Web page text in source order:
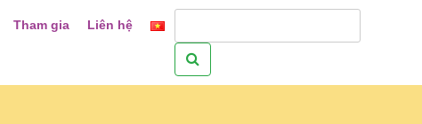
Tham gia Liên hệ